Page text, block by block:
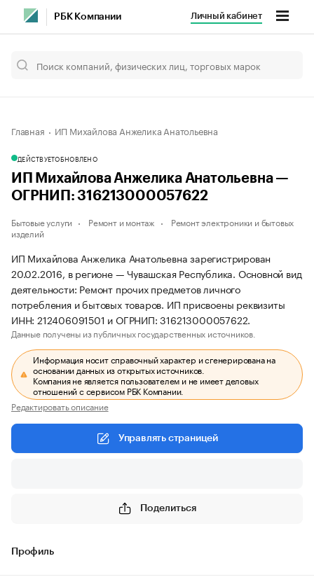
РБК Компании Личный кабинет
Главная ИП Михайлова Анжелика Анатольевна
ДЕЙСТВУЕТОБНОВЛЕНО
ИП Михайлова Анжелика Анатольевна —
ОГРНИП: 316213000057622
Бытовые услуги Ремонт и монтаж
Ремонт электроники и бытовых
изделий
ИП Михайлова Анжелика Анатольевна зарегистрирован
20.02.2016, в регионе — Чувашская Республика. Основной вид
деятельности: Ремонт прочих предметов личного
потребления и бытовых товаров. ИП присвоены реквизиты
ИНН: 212406091501 и ОГРНИП: 316213000057622.
Данные получены из публичных государственных источников.
Информация носит справочный характер и сгенерирована на
основании данных из открытых источников.
Компания не является пользователем и не имеет деловых
отношений с сервисом РБК Компании.
Редактировать описание
Управлять страницей
Поделиться
Профиль